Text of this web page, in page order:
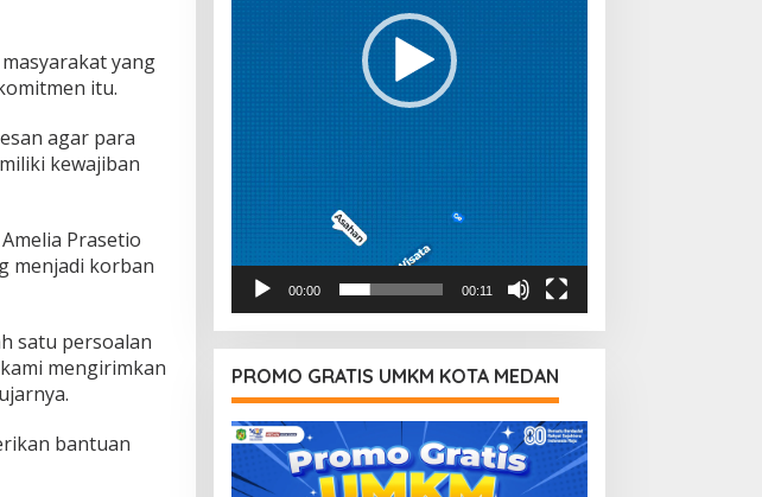
yang
itu.
agar para
kewajiban
Prasetio
menjadi korban
satu persoalan
mengirimkan
bantuan
00:00 00:11
PROMO GRATIS UMKM KOTA MEDAN